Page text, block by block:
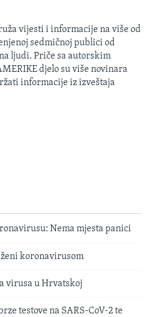
vijesti i informacije na više od
sedmičnoj publici od
ljudi. Priče sa autorskim
djelo su više novinara
informacije iz izveštaja
Nema mjesta panici
koronavirusom
virusa u Hrvatskoj
testove na SARS-CoV-2 te